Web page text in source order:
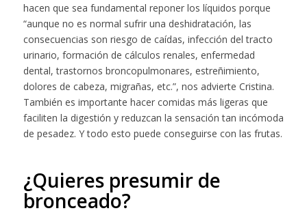
hacen que sea fundamental reponer los líquidos porque
“aunque no es normal sufrir una deshidratación, las
consecuencias son riesgo de caídas, infección del tracto
urinario, formación de cálculos renales, enfermedad
dental, trastornos broncopulmonares, estreñimiento,
dolores de cabeza, migrañas, etc.”, nos advierte Cristina.
También es importante hacer comidas más ligeras que
faciliten la digestión y reduzcan la sensación tan incómoda
de pesadez. Y todo esto puede conseguirse con las frutas.
¿Quieres presumir de
bronceado?